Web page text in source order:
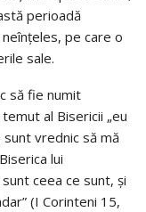
perioadă
pe care o
sale.
să fie numit
al Bisericii „eu
vrednic să mă
lui
ceea ce sunt, și
(I Corinteni 15,